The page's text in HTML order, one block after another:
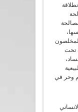
تحت
وحر في